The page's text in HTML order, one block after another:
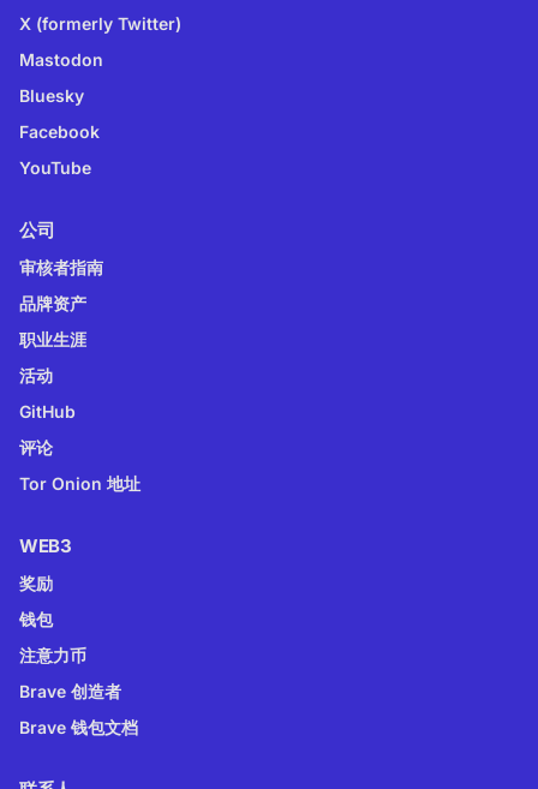
X (formerly Twitter)
Mastodon
Bluesky
Facebook
YouTube
公司
审核者指南
品牌资产
职业生涯
活动
GitHub
评论
Tor Onion 地址
WEB3
奖励
钱包
注意力币
Brave 创造者
Brave 钱包文档